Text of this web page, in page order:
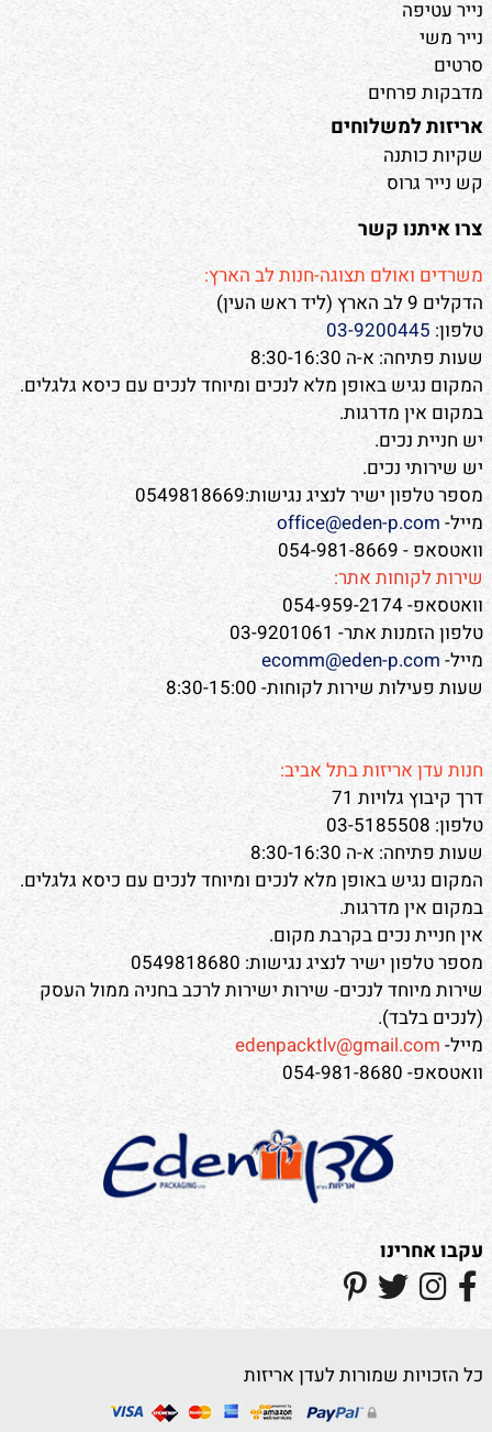
נייר עטיפה
נייר משי
סרטים
מדבקות פרחים
אריזות למשלוחים
שקיות כותנה
קש נייר גרוס
צרו איתנו קשר
משרדים ואולם תצוגה-חנות לב הארץ:
הדקלים 9 לב הארץ (ליד ראש העין)
טלפון: 03-9200445
שעות פתיחה: א-ה 8:30-16:30
המקום נגיש באופן מלא לנכים ומיוחד לנכים עם כיסא גלגלים.
במקום אין מדרגות.
יש חניית נכים.
יש שירותי נכים.
מספר טלפון ישיר לנציג נגישות:0549818669
מייל- office@eden-p.com
וואטסאפ - 054-981-8669
שירות לקוחות אתר:
וואטסאפ- 054-959-2174
טלפון הזמנות אתר- 03-9201061
מייל- ecomm@eden-p.com
שעות פעילות שירות לקוחות- 8:30-15:00
חנות עדן אריזות בתל אביב:
דרך קיבוץ גלויות 71
טלפון: 03-5185508
שעות פתיחה: א-ה 8:30-16:30
המקום נגיש באופן מלא לנכים ומיוחד לנכים עם כיסא גלגלים.
במקום אין מדרגות.
אין חניית נכים בקרבת מקום.
מספר טלפון ישיר לנציג נגישות: 0549818680
שירות מיוחד לנכים- שירות ישירות לרכב בחניה ממול העסק
(לנכים בלבד).
מייל- edenpacktlv@gmail.com
וואטסאפ- 054-981-8680
עקבו אחרינו
כל הזכויות שמורות לעדן אריזות